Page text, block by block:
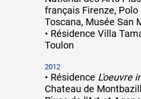
français Firenze,
Toscana, Musée San
• Résidence Villa
Toulon
2012
• Résidence L'oeuvre
Chateau de